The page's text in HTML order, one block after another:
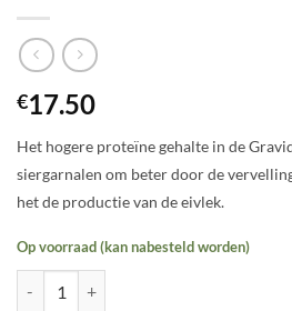
€17.50
Het hogere proteïne gehalte in de
siergarnalen om beter door de
het de productie van de eivlek.
Op voorraad (kan nabesteld worden)